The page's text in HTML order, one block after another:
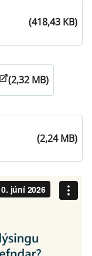
(418,43 KB)
(2,32 MB)
(2,24 MB)